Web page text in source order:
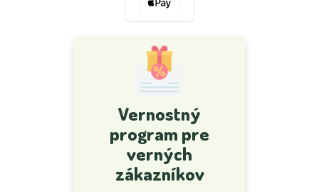
Vernostný
program pre
verných
zákazníkov